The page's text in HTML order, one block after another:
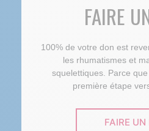
FAIRE
100% de votre don est
les rhumatismes et
squelettiques. Parce
première étape
FAIRE UN